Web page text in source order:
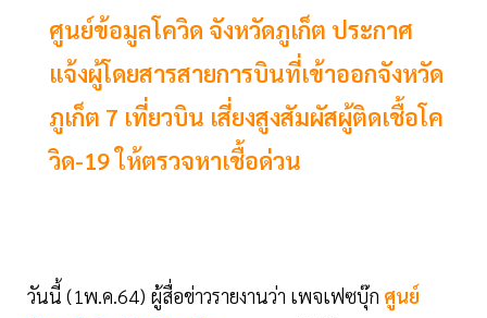
ศูนย์ข้อมูลโควิด จังหวัดภูเก็ต ประกาศ
แจ้งผู้โดยสารสายการบินที่เข้าออกจังหวัด
ภูเก็ต 7 เที่ยวบิน เสี่ยงสูงสัมผัสผู้ติดเชื้อโค
วิด-19 ให้ตรวจหาเชื้อด่วน
วันนี้ (1พ.ค.64) ผู้สื่อข่าวรายงานว่า เพจเฟซบุ๊ก ศูนย์